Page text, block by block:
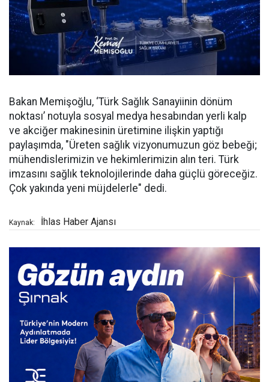
Bakan Memişoğlu, ‘Türk Sağlık Sanayiinin dönüm
noktası’ notuyla sosyal medya hesabından yerli kalp
ve akciğer makinesinin üretimine ilişkin yaptığı
paylaşımda, "Üreten sağlık vizyonumuzun göz bebeği;
mühendislerimizin ve hekimlerimizin alın teri. Türk
imzasını sağlık teknolojilerinde daha güçlü göreceğiz.
Çok yakında yeni müjdelerle" dedi.
Kaynak: İhlas Haber Ajansı